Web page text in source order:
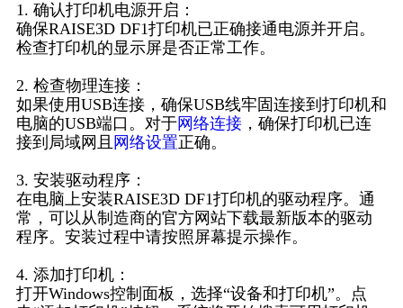
1. 确认打印机电源开启：
确保RAISE3D DF1打印机已正确接通电源并开启。
检查打印机的显示屏是否正常工作。
2. 检查物理连接：
如果使用USB连接，确保USB线牢固连接到打印机和
电脑的USB端口。对于网络连接，确保打印机已连
接到局域网且 网络设置正确。
3. 安装驱动程序：
在电脑上安装RAISE3D DF1打印机的驱动程序。通
常，可以从制造商的官方网站下载最新版本的驱动
程序。安装过程中请按照屏幕提示操作。
4. 添加打印机：
打开Windows控制面板，选择“设备和打印机”。点